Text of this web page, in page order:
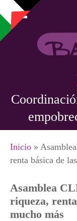
Pasar al contenido
Se
Inicio »
renta básica de
Asamblea
riqueza,
mucho más